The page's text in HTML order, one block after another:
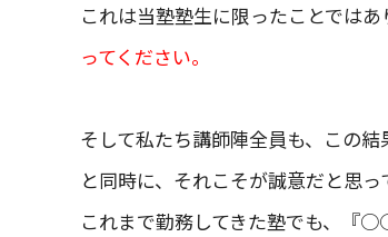
これは当塾塾生に限ったことではあ
ってください。
そして私たち講師陣全員も、この結
と同時に、それこそが誠意だと思っ
これまで勤務してきた塾でも、